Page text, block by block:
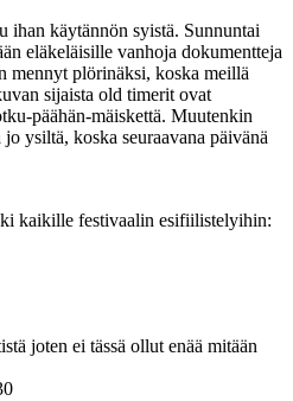
ihan käytännön syistä. Sunnuntai
eläkeläisille vanhoja dokumentteja
mennyt plörinäksi, koska meillä
sijaista old timerit ovat
päähän-mäiskettä. Muutenkin
ysiltä, koska seuraavana päivänä
kaikille festivaalin esifiilistelyihin:
joten ei tässä ollut enää mitään